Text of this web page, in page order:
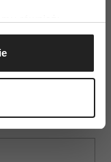
lokalizacji
do kilku metrów
aktywnie
palca)
preferencje w
cookie możesz